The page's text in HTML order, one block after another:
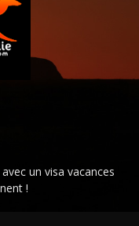
un visa vacances
!